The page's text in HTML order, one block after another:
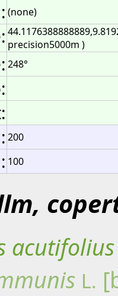
(none)
precision5000m )
248°
200
100
acutifolius
L.